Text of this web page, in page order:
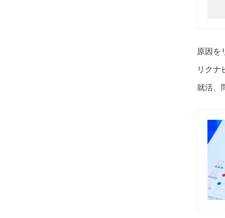
原因を
リク
就活、